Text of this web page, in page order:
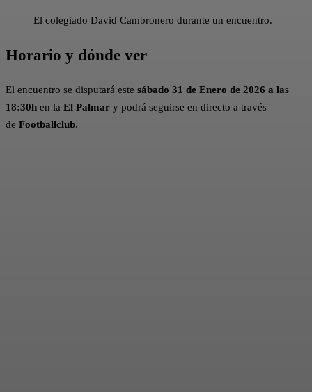
El colegiado David Cambronero durante un encuentro.
Horario y dónde ver
El encuentro se disputará este sábado 31 de Enero de 2026 a las
18:30h en la El Palmar y podrá seguirse en directo a través
de Footballclub.